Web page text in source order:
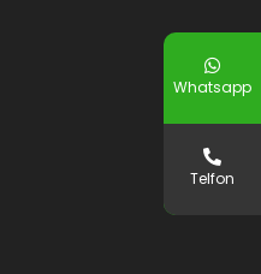
Whatsapp
Telfon